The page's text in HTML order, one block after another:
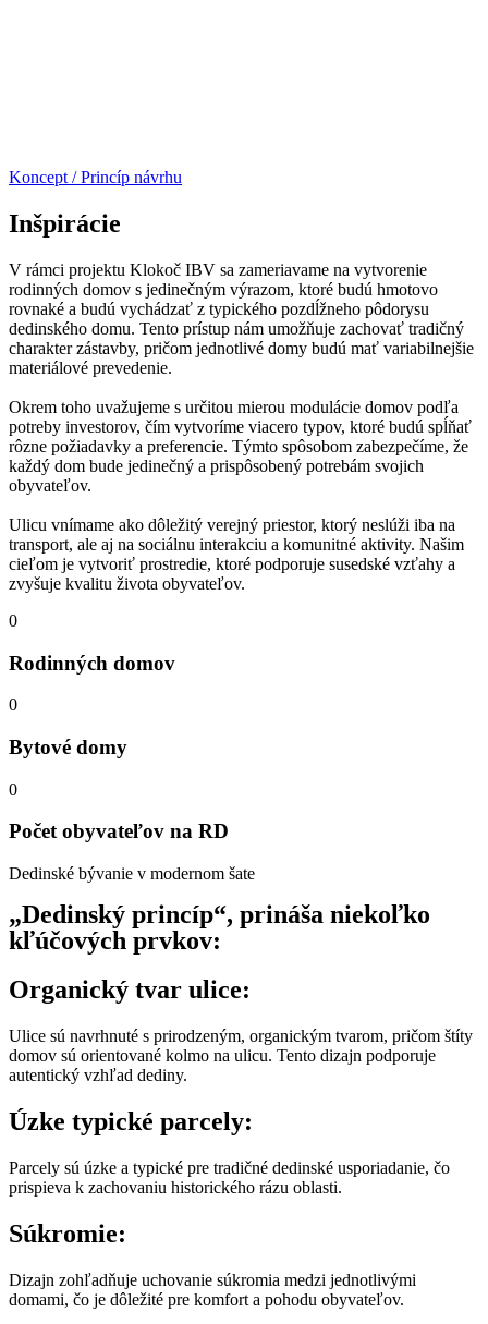
Koncept / Princíp návrhu
Inšpirácie
V rámci projektu Klokoč IBV sa zameriavame na vytvorenie
rodinných domov s jedinečným výrazom, ktoré budú hmotovo
rovnaké a budú vychádzať z typického pozdĺžneho pôdorysu
dedinského domu. Tento prístup nám umožňuje zachovať tradičný
charakter zástavby, pričom jednotlivé domy budú mať variabilnejšie
materiálové prevedenie.
Okrem toho uvažujeme s určitou mierou modulácie domov podľa
potreby investorov, čím vytvoríme viacero typov, ktoré budú spĺňať
rôzne požiadavky a preferencie. Týmto spôsobom zabezpečíme, že
každý dom bude jedinečný a prispôsobený potrebám svojich
obyvateľov.
Ulicu vnímame ako dôležitý verejný priestor, ktorý neslúži iba na
transport, ale aj na sociálnu interakciu a komunitné aktivity. Našim
cieľom je vytvoriť prostredie, ktoré podporuje susedské vzťahy a
zvyšuje kvalitu života obyvateľov.
0
Rodinných domov
0
Bytové domy
0
Počet obyvateľov na RD
Dedinské bývanie v modernom šate
„Dedinský princíp“, prináša niekoľko
kľúčových prvkov:
Organický tvar ulice:
Ulice sú navrhnuté s prirodzeným, organickým tvarom, pričom štíty
domov sú orientované kolmo na ulicu. Tento dizajn podporuje
autentický vzhľad dediny.
Úzke typické parcely:
Parcely sú úzke a typické pre tradičné dedinské usporiadanie, čo
prispieva k zachovaniu historického rázu oblasti.
Súkromie:
Dizajn zohľadňuje uchovanie súkromia medzi jednotlivými
domami, čo je dôležité pre komfort a pohodu obyvateľov.